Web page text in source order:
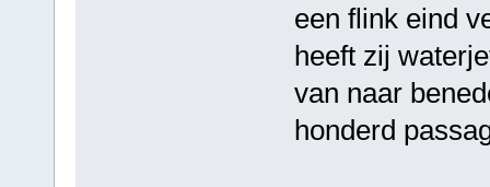
een flink eind
heeft zij
van naar
honderd